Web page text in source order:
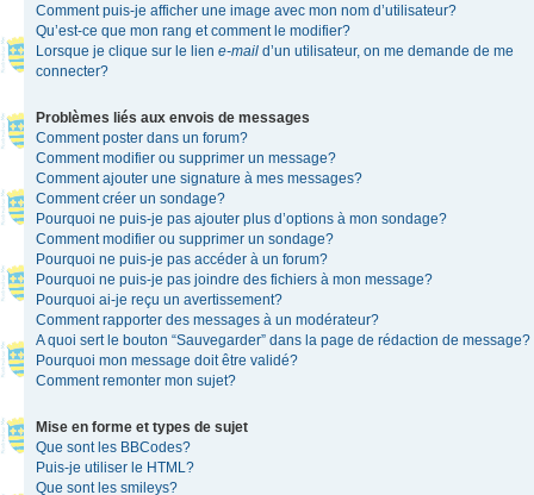
Comment puis-je afficher une image avec mon nom d’utilisateur?
Qu’est-ce que mon rang et comment le modifier?
Lorsque je clique sur le lien e-mail d’un utilisateur, on me demande de me
connecter?
Problèmes liés aux envois de messages
Comment poster dans un forum?
Comment modifier ou supprimer un message?
Comment ajouter une signature à mes messages?
Comment créer un sondage?
Pourquoi ne puis-je pas ajouter plus d’options à mon sondage?
Comment modifier ou supprimer un sondage?
Pourquoi ne puis-je pas accéder à un forum?
Pourquoi ne puis-je pas joindre des fichiers à mon message?
Pourquoi ai-je reçu un avertissement?
Comment rapporter des messages à un modérateur?
A quoi sert le bouton “Sauvegarder” dans la page de rédaction de message?
Pourquoi mon message doit être validé?
Comment remonter mon sujet?
Mise en forme et types de sujet
Que sont les BBCodes?
Puis-je utiliser le HTML?
Que sont les smileys?